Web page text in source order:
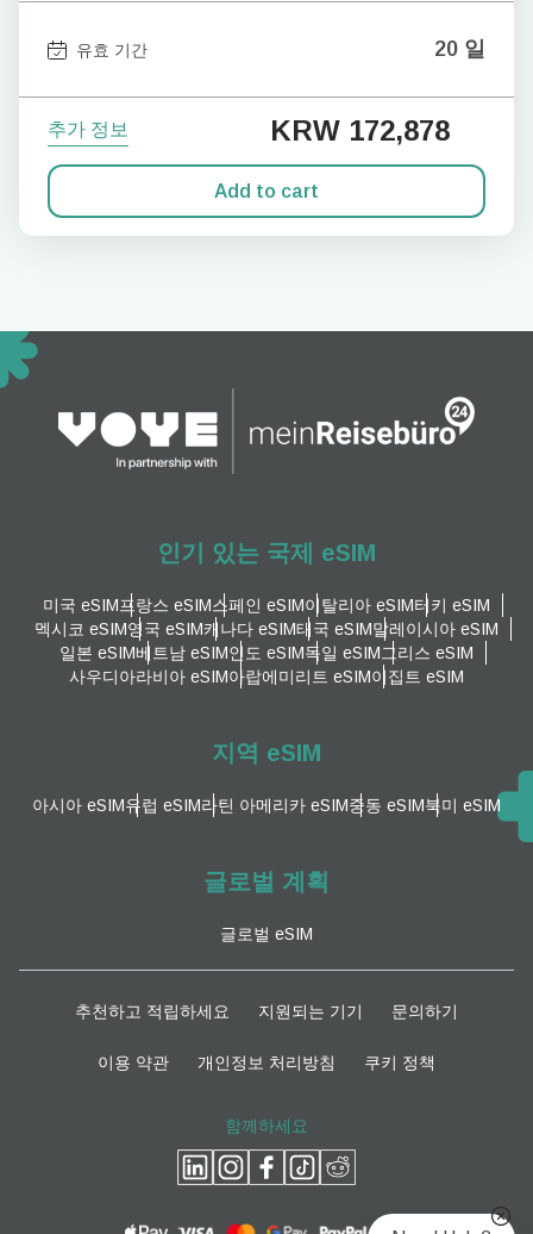
유효 기간 20 일
추가 정보 KRW 172,878
Add to cart
인기 있는 국제 eSIM
미국 eSIM프랑스 eSIM스페인 eSIM이탈리아 eSIM터키 eSIM
멕시코 eSIM영국 eSIM캐나다 eSIM태국 eSIM말레이시아 eSIM
일본 eSIM베트남 eSIM인도 eSIM독일 eSIM그리스 eSIM
사우디아라비아 eSIM아랍에미리트 eSIM이집트 eSIM
지역 eSIM
아시아 eSIM유럽 ​​eSIM라틴 아메리카 eSIM중동 eSIM북미 eSIM
글로벌 계획
글로벌 eSIM
추천하고 적립하세요 지원되는 기기 문의하기
이용 약관 개인정보 처리방침 쿠키 정책
함께하세요